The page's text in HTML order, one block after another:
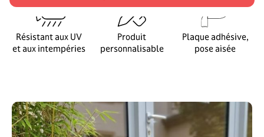
Résistant aux UV
et aux intempéries
Produit
personnalisable
Plaque adhésive,
pose aisée